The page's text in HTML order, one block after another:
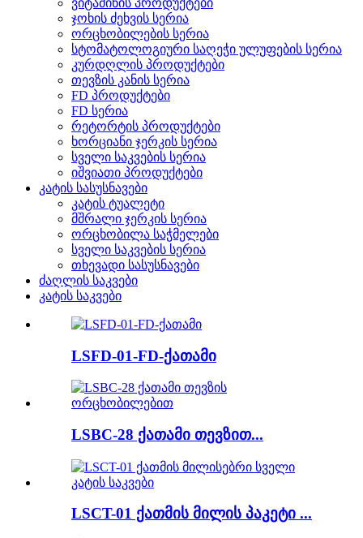
ჯოხის ძეხვის სერია
ორცხობილების სერია
სტომატოლოგიური საღეჭი ულუფების სერია
კურდღლის პროდუქტები
თევზის კანის სერია
FD პროდუქტები
FD სერია
რეტორტის პროდუქტები
ხორციანი ჯერკის სერია
სველი საკვების სერია
იშვიათი პროდუქტები
კატის სასუსნავები
კატის ტუალეტი
მშრალი ჯერკის სერია
ორცხობილა საჭმელები
სველი საკვების სერია
თხევადი სასუსნავები
ძაღლის საკვები
კატის საკვები
LSFD-01-FD-ქათამი
LSBC-28 ქათამი თევზით...
LSCT-01 ქათმის მილის პაკეტი ...